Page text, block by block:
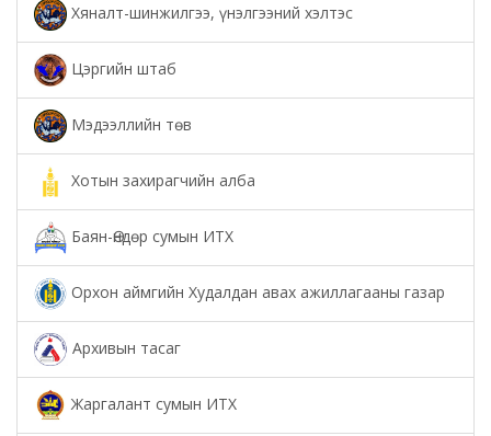
Хяналт-шинжилгээ, үнэлгээний хэлтэс
Цэргийн штаб
Мэдээллийн төв
Хотын захирагчийн алба
Баян-Өндөр сумын ИТХ
Орхон аймгийн Худалдан авах ажиллагааны газар
Архивын тасаг
Жаргалант сумын ИТХ